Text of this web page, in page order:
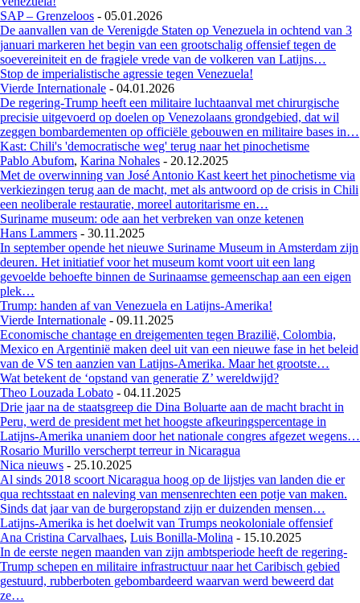
SAP – Grenzeloos - 05.01.2026
De aanvallen van de Verenigde Staten op Venezuela in ochtend van 3
januari markeren het begin van een grootschalig offensief tegen de
soevereiniteit en de fragiele vrede van de volkeren van Latijns…
Stop de imperialistische agressie tegen Venezuela!
Vierde Internationale - 04.01.2026
De regering-Trump heeft een militaire luchtaanval met chirurgische
precisie uitgevoerd op doelen op Venezolaans grondgebied, dat wil
zeggen bombardementen op officiële gebouwen en militaire bases in…
Kast: Chili's 'democratische weg' terug naar het pinochetisme
Pablo Abufom, Karina Nohales - 20.12.2025
Met de overwinning van José Antonio Kast keert het pinochetisme via
verkiezingen terug aan de macht, met als antwoord op de crisis in Chili
een neoliberale restauratie, moreel autoritarisme en…
Suriname museum: ode aan het verbreken van onze ketenen
Hans Lammers - 30.11.2025
In september opende het nieuwe Suriname Museum in Amsterdam zijn
deuren. Het initiatief voor het museum komt voort uit een lang
gevoelde behoefte binnen de Surinaamse gemeenschap aan een eigen
plek…
Trump: handen af van Venezuela en Latijns-Amerika!
Vierde Internationale - 09.11.2025
Economische chantage en dreigementen tegen Brazilië, Colombia,
Mexico en Argentinië maken deel uit van een nieuwe fase in het beleid
van de VS ten aanzien van Latijns-Amerika. Maar het grootste…
Wat betekent de ‘opstand van generatie Z’ wereldwijd?
Theo Louzada Lobato - 04.11.2025
Drie jaar na de staatsgreep die Dina Boluarte aan de macht bracht in
Peru, werd de president met het hoogste afkeuringspercentage in
Latijns-Amerika unaniem door het nationale congres afgezet wegens…
Rosario Murillo verscherpt terreur in Nicaragua
Nica nieuws - 25.10.2025
Al sinds 2018 scoort Nicaragua hoog op de lijstjes van landen die er
qua rechtsstaat en naleving van mensenrechten een potje van maken.
Sinds dat jaar van de burgeropstand zijn er duizenden mensen…
Latijns-Amerika is het doelwit van Trumps neokoloniale offensief
Ana Cristina Carvalhaes, Luis Bonilla-Molina - 15.10.2025
In de eerste negen maanden van zijn ambtsperiode heeft de regering-
Trump schepen en militaire infrastructuur naar het Caribisch gebied
gestuurd, rubberboten gebombardeerd waarvan werd beweerd dat
ze…